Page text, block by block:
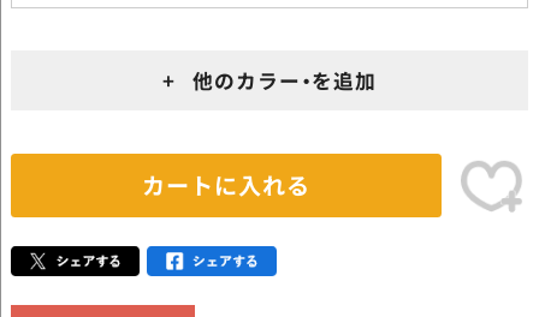
+ 他のカラー・を追加
カートに入れる